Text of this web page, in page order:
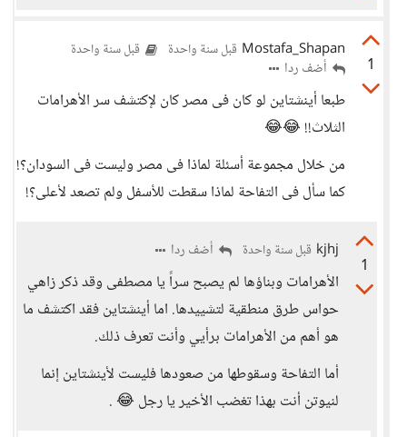
1
Mostafa_Shapan قبل سنة واحدة قبل سنة واحدة
أضف ردا
طبعا أينشتاين لو كان فى مصر كان لإكتشف سر الأهرامات
الثلاث!! 😂😂
من خلال مجموعة أسئلة لماذا فى مصر وليست فى السودان؟!
كما سأل فى التفاحة لماذا سقطت للأسفل ولم تصعد لأعلى؟!
1
kjhj قبل سنة واحدة أضف ردا
الأهرامات وبناؤها لم يصبح سراً يا مصطفى وقد ذكر زاهي
حواس طرق منطقية لتشييدها. اما أينشتاين فقد اكتشف ما
هو أهم من الأهرامات برأيي وأنت تعرف ذلك.
أما التفاحة وسقوطها من صعودها فليست لأينشتاين إنما
لنيوتن أنت بهذا تغضب الأخير يا رجل 😂 .